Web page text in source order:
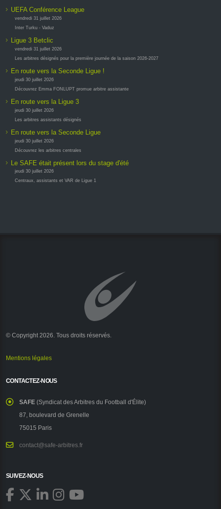
UEFA Conférence League
vendredi 31 juillet 2026
Inter Turku - Vaduz
Ligue 3 Betclic
vendredi 31 juillet 2026
Les arbitres désignés pour la première journée de la saison 2026-2027
En route vers la Seconde Ligue !
jeudi 30 juillet 2026
Découvrez Emma FONLUPT promue arbitre assistante
En route vers la Ligue 3
jeudi 30 juillet 2026
Les arbitres assistants désignés
En route vers la Seconde Ligue
jeudi 30 juillet 2026
Découvrez les arbitres centrales
Le SAFE était présent lors du stage d'été
jeudi 30 juillet 2026
Centraux, assistants et VAR de Ligue 1
© Copyright 2026. Tous droits réservés.
Mentions légales
CONTACTEZ-NOUS
SAFE (Syndicat des Arbitres du Football d'Élite)
87, boulevard de Grenelle
75015 Paris
contact@safe-arbitres.fr
SUIVEZ-NOUS